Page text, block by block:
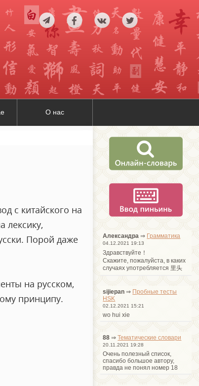
О нас
с китайского на
лексику,
Порой даже
на русском,
принципу.
Александра ⇒ Грамматика
04.12.2021 19:13
Здравствуйте！
Cкажите, пожалуйста, в каких
случаях употребляется 里头
sijiepan ⇒ Пробные тесты
HSK
02.12.2021 15:21
wo hui xie
88 ⇒Тематические словари
20.11.2021 19:28
Очень полезный список,
спасибо большое автору,
правда не понял номер 18